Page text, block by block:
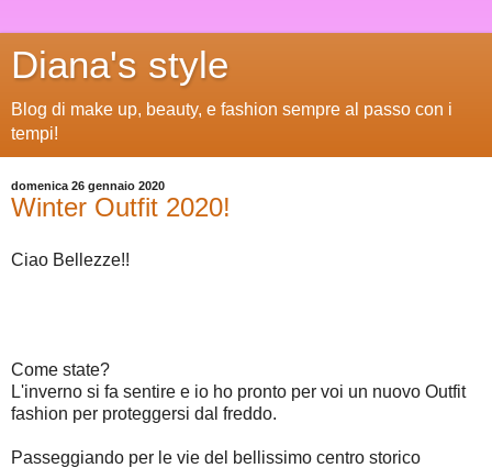
Diana's style
Blog di make up, beauty, e fashion sempre al passo con i
tempi!
domenica 26 gennaio 2020
Winter Outfit 2020!
Ciao Bellezze!!
Come state?
L'inverno si fa sentire e io ho pronto per voi un nuovo Outfit
fashion per proteggersi dal freddo.
Passeggiando per le vie del bellissimo centro storico